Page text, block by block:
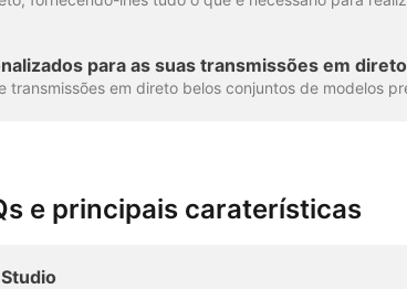
para as suas transmissões em direto
e principais caraterísticas